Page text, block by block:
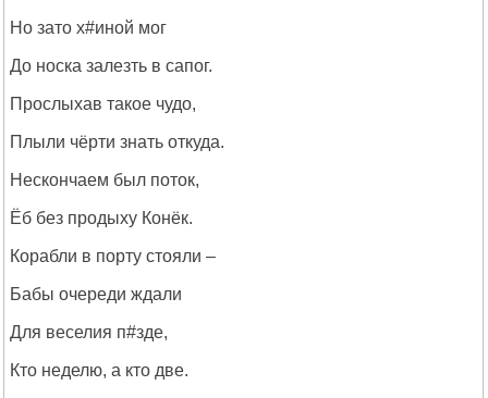
Но зато х#иной мог
До носка залезть в сапог.
Прослыхав такое чудо,
Плыли чёрти знать откуда.
Нескончаем был поток,
Ёб без продыху Конёк.
Корабли в порту стояли –
Бабы очереди ждали
Для веселия п#зде,
Кто неделю, а кто две.